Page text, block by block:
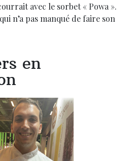
avec le sorbet « Powa ».
n’a pas manqué de faire son
en